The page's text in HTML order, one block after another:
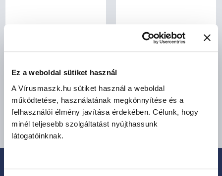
Ez a weboldal sütiket használ
A Vírusmaszk.hu sütiket használ a weboldal
működtetése, használatának megkönnyítése és a
felhasználói élmény javítása érdekében. Célunk, hogy
minél teljesebb szolgáltatást nyújthassunk
látogatóinknak.
bruttó (27% ÁFA)
(13 490 Ft/db)
bruttó (27% ÁFA)